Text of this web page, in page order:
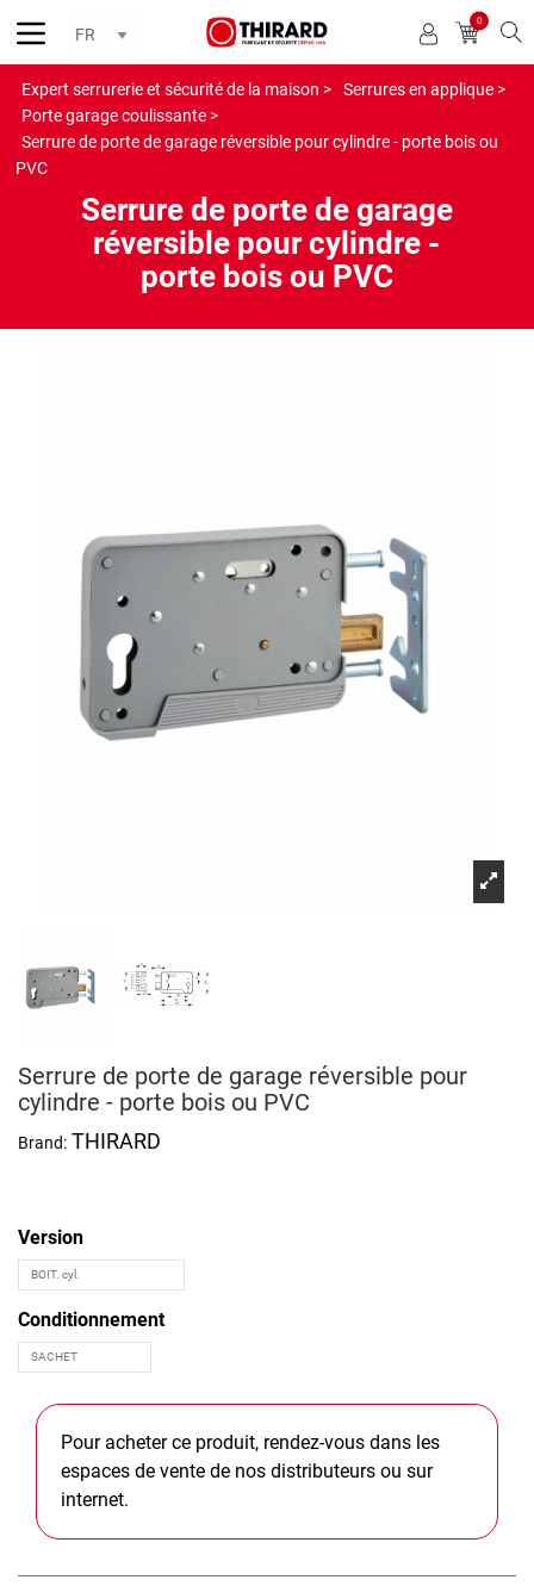
0
Expert serrurerie et sécurité de la maison >
Serrures en applique >
Porte garage coulissante >
Serrure de porte de garage réversible pour cylindre - porte bois ou
PVC
Serrure de porte de garage
réversible pour cylindre -
porte bois ou PVC
Serrure de porte de garage réversible pour
cylindre - porte bois ou PVC
Brand: THIRARD
Version
Conditionnement
Pour acheter ce produit, rendez-vous dans les
espaces de vente de nos distributeurs ou sur
internet.